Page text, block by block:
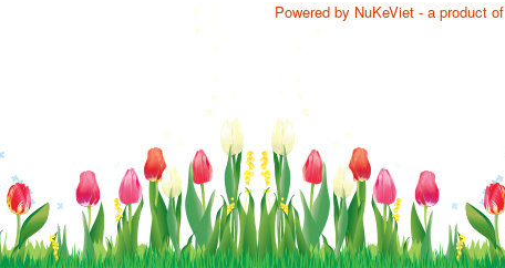
Powered by NuKeViet - a product of